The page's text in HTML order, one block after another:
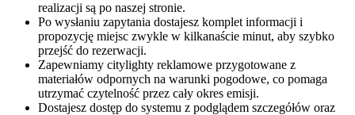
realizacji są po naszej stronie.
Po wysłaniu zapytania dostajesz komplet informacji i
propozycję miejsc zwykle w kilkanaście minut, aby szybko
przejść do rezerwacji.
Zapewniamy citylighty reklamowe przygotowane z
materiałów odpornych na warunki pogodowe, co pomaga
utrzymać czytelność przez cały okres emisji.
Dostajesz dostęp do systemu z podglądem szczegółów oraz